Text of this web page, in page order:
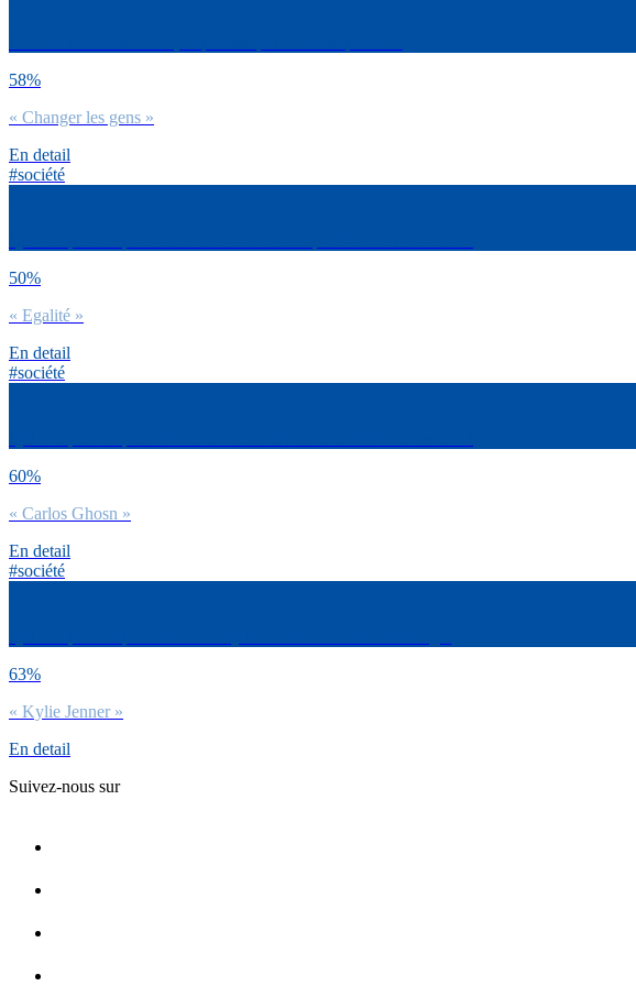
58%
« Changer les gens »
En detail
#société
50%
« Egalité »
En detail
#société
60%
« Carlos Ghosn »
En detail
#société
63%
« Kylie Jenner »
En detail
Suivez-nous sur